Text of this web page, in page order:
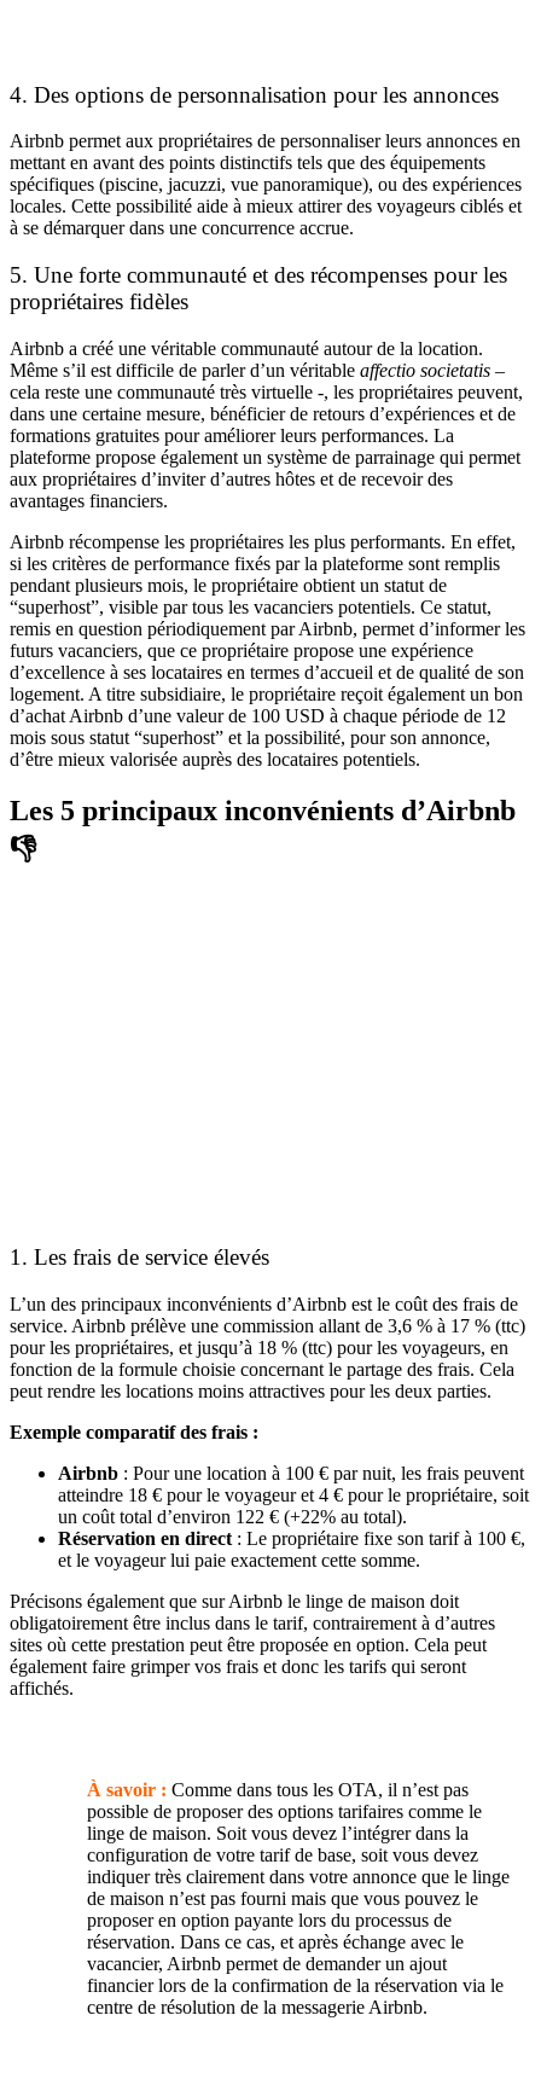
4. Des options de personnalisation pour les annonces
Airbnb permet aux propriétaires de personnaliser leurs annonces en
mettant en avant des points distinctifs tels que des équipements
spécifiques (piscine, jacuzzi, vue panoramique), ou des expériences
locales. Cette possibilité aide à mieux attirer des voyageurs ciblés et
à se démarquer dans une concurrence accrue.
5. Une forte communauté et des récompenses pour les
propriétaires fidèles
Airbnb a créé une véritable communauté autour de la location.
Même s’il est difficile de parler d’un véritable affectio societatis –
cela reste une communauté très virtuelle -, les propriétaires peuvent,
dans une certaine mesure, bénéficier de retours d’expériences et de
formations gratuites pour améliorer leurs performances. La
plateforme propose également un système de parrainage qui permet
aux propriétaires d’inviter d’autres hôtes et de recevoir des
avantages financiers.
Airbnb récompense les propriétaires les plus performants. En effet,
si les critères de performance fixés par la plateforme sont remplis
pendant plusieurs mois, le propriétaire obtient un statut de
“superhost”, visible par tous les vacanciers potentiels. Ce statut,
remis en question périodiquement par Airbnb, permet d’informer les
futurs vacanciers, que ce propriétaire propose une expérience
d’excellence à ses locataires en termes d’accueil et de qualité de son
logement. A titre subsidiaire, le propriétaire reçoit également un bon
d’achat Airbnb d’une valeur de 100 USD à chaque période de 12
mois sous statut “superhost” et la possibilité, pour son annonce,
d’être mieux valorisée auprès des locataires potentiels.
Les 5 principaux inconvénients d’Airbnb
👎
1. Les frais de service élevés
L’un des principaux inconvénients d’Airbnb est le coût des frais de
service. Airbnb prélève une commission allant de 3,6 % à 17 % (ttc)
pour les propriétaires, et jusqu’à 18 % (ttc) pour les voyageurs, en
fonction de la formule choisie concernant le partage des frais. Cela
peut rendre les locations moins attractives pour les deux parties.
Exemple comparatif des frais :
Airbnb : Pour une location à 100 € par nuit, les frais peuvent
atteindre 18 € pour le voyageur et 4 € pour le propriétaire, soit
un coût total d’environ 122 € (+22% au total).
Réservation en direct : Le propriétaire fixe son tarif à 100 €,
et le voyageur lui paie exactement cette somme.
Précisons également que sur Airbnb le linge de maison doit
obligatoirement être inclus dans le tarif, contrairement à d’autres
sites où cette prestation peut être proposée en option. Cela peut
également faire grimper vos frais et donc les tarifs qui seront
affichés.
À savoir : Comme dans tous les OTA, il n’est pas
possible de proposer des options tarifaires comme le
linge de maison. Soit vous devez l’intégrer dans la
configuration de votre tarif de base, soit vous devez
indiquer très clairement dans votre annonce que le linge
de maison n’est pas fourni mais que vous pouvez le
proposer en option payante lors du processus de
réservation. Dans ce cas, et après échange avec le
vacancier, Airbnb permet de demander un ajout
financier lors de la confirmation de la réservation via le
centre de résolution de la messagerie Airbnb.